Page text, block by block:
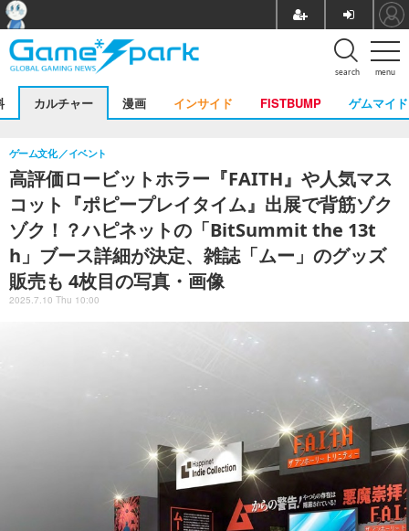
menu
search
カルチャー 漫画 インサイド FISTBUMP ゲムマイド
高評価ロービットホラー『FAITH』や人気マス
コット『ポピープレイタイム』出展で背筋ゾク
ゾク！？ハピネットの「BitSummit the 13t
h」ブース詳細が決定、雑誌「ムー」のグッズ
販売も 4枚目の写真・画像
ゲーム文化 イベント
2025.7.10 Thu 10:00